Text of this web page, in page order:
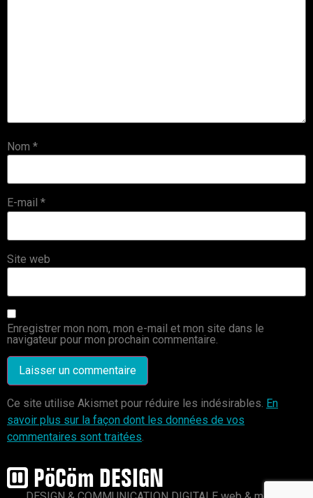
Nom *
E-mail *
Site web
Enregistrer mon nom, mon e-mail et mon site dans le
navigateur pour mon prochain commentaire.
Ce site utilise Akismet pour réduire les indésirables. En
savoir plus sur la façon dont les données de vos
commentaires sont traitées.